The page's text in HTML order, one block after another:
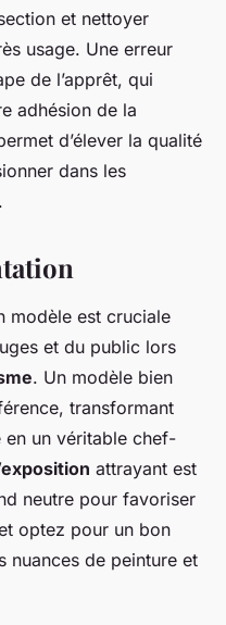
et nettoyer
usage. Une erreur
de l’apprêt, qui
adhésion de la
d’élever la qualité
dans les
.
modèle est cruciale
et du public lors
. Un modèle bien
transformant
en un véritable chef-
attrayant est
neutre pour favoriser
optez pour un bon
nuances de peinture et